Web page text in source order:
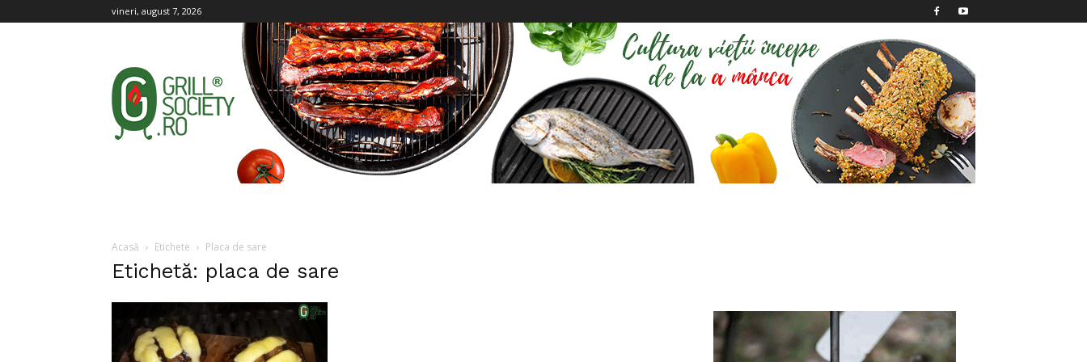
vineri, august 7, 2026
Grill
Society
Acasă Etichete Placa de sare
Etichetă: placa de sare